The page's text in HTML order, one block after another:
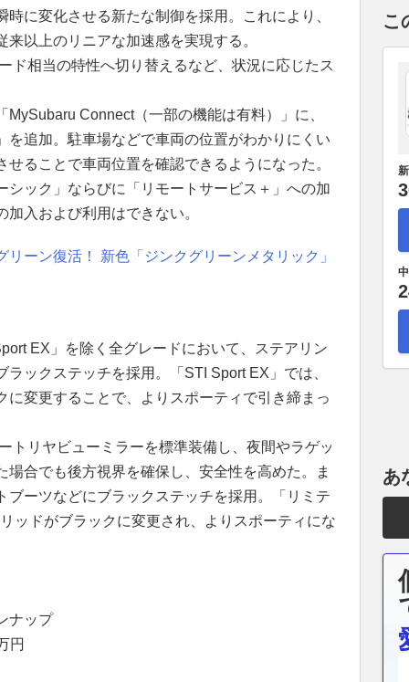
に変化させる新たな制御を採用。これにより、
以上のリニアな加速感を実現する。
ド相当の特性へ切り替えるなど、状況に応じたス
Connect（一部の機能は有料）」に、
追加。駐車場などで車両の位置がわかりにくい
ることで車両位置を確認できるようになった。
ック」ならびに「リモートサービス＋」への加
入および利用はできない。
ーン復活！ 新色「ジンクグリーンメタリック」
EX」を除く全グレードにおいて、ステアリン
ックステッチを採用。「STI Sport EX」では、
に変更することで、よりスポーティで引き締まっ
トリヤビューミラーを標準装備し、夜間やラゲッ
合でも後方視界を確保し、安全性を高めた。ま
ブーツなどにブラックステッチを採用。「リミテ
ッドがブラックに変更され、よりスポーティにな
ナップ
円
こ
あ